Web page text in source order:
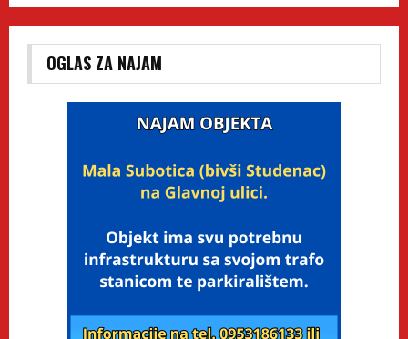
OGLAS ZA NAJAM